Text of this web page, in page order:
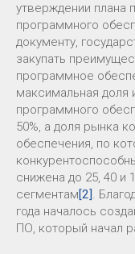
утверждении
программного
документу,
закупать
программное
максимальная доля
программного
50%, а доля рынка
обеспечения, по
снижена до 25, 40 и
сегментам[2].
года началось
ПО, который начал